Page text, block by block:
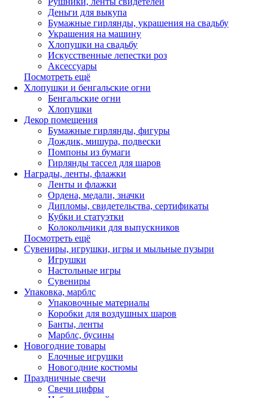
Деньги для выкупа
Бумажные гирлянды, украшения на свадьбу
Украшения на машину
Хлопушки на свадьбу
Искусственные лепестки роз
Аксессуары
Посмотреть ещё
Хлопушки и бенгальские огни
Бенгальские огни
Хлопушки
Декор помещения
Бумажные гирлянды, фигуры
Дождик, мишура, подвески
Помпоны из бумаги
Гирлянды тассел для шаров
Награды, ленты, флажки
Ленты и флажки
Ордена, медали, значки
Дипломы, свидетельства, сертификаты
Кубки и статуэтки
Колокольчики для выпускников
Посмотреть ещё
Сувениры, игрушки, игры и мыльные пузыри
Игрушки
Настольные игры
Сувениры
Упаковка, марблс
Упаковочные материалы
Коробки для воздушных шаров
Банты, ленты
Марблс, бусины
Новогодние товары
Елочные игрушки
Новогодние костюмы
Праздничные свечи
Свечи цифры